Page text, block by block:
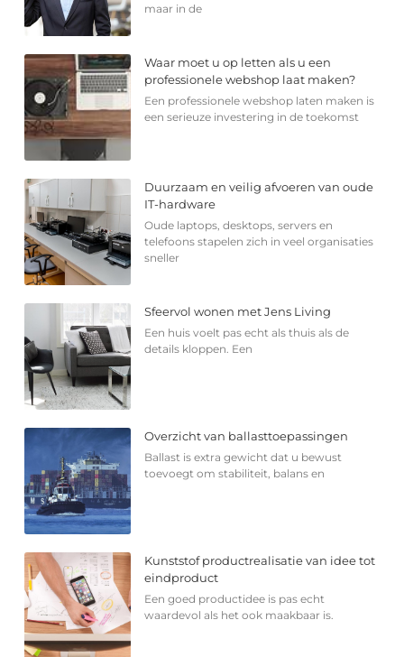
maar in de
Waar moet u op letten als u een
professionele webshop laat maken?
Een professionele webshop laten maken is
een serieuze investering in de toekomst
Duurzaam en veilig afvoeren van oude
IT-hardware
Oude laptops, desktops, servers en
telefoons stapelen zich in veel organisaties
sneller
Sfeervol wonen met Jens Living
Een huis voelt pas echt als thuis als de
details kloppen. Een
Overzicht van ballasttoepassingen
Ballast is extra gewicht dat u bewust
toevoegt om stabiliteit, balans en
Kunststof productrealisatie van idee tot
eindproduct
Een goed productidee is pas echt
waardevol als het ook maakbaar is.